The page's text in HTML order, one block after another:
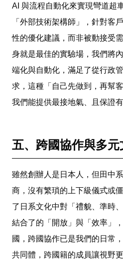
AI 與流程自動化來實現彎道超
「外部技術架構師」，針對客
性的優化建議，而非被動接受
身就是最佳的實驗場，我們將
端化與自動化，滿足了從行政
求，這種「自己先做到，再幫
我們能提供最接地氣、且保證
五、跨國​協​作與多​元​
雖然創辦人是日本人，但田中
商，沒有繁瑣的上下級儀式或
了日系文化中對「禮貌、準時
結合了的「開放」與「效率」
國，跨國協作已是我們的日常
共同體，跨國籍的成員讓視野